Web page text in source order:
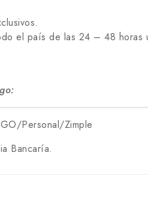
el país de las 24 – 48 horas
Personal/Zimple
Bancaría.